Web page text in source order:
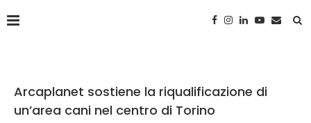
Arcaplanet sostiene la riqualificazione di
un’area cani nel centro di Torino